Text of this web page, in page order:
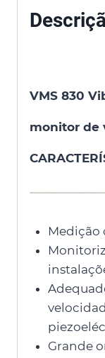
VMS 830
monitor de
Medição
Grande